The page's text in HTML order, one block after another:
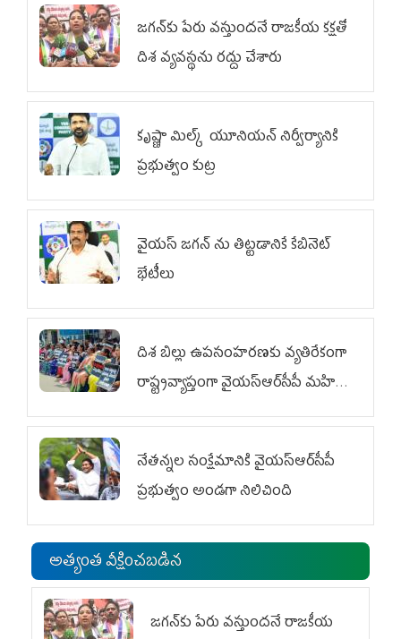
జగన్‌కు పేరు వస్తుందనే రాజకీయ కక్షతో
దిశ వ్య‌వ‌స్థ‌ను రద్దు చేశారు
కృష్ణా మిల్క్‌ యూనియన్‌ నిర్వీర్యానికి
ప్రభుత్వం కుట్ర
వైయ‌స్ జగన్‌ ను తిట్టడానికే కేబినెట్‌
భేటీలు
దిశ బిల్లు ఉపసంహరణకు వ్యతిరేకంగా
రాష్ట్రవ్యాప్తంగా వైయ‌స్ఆర్‌సీపీ మహిళా
విభాగం ఆందోళనలు
నేతన్నల సంక్షేమానికి వైయ‌స్ఆర్‌సీపీ
ప్రభుత్వం అండగా నిలిచింది
అత్యంత వీక్షించబడిన
జగన్‌కు పేరు వస్తుందనే రాజకీయ